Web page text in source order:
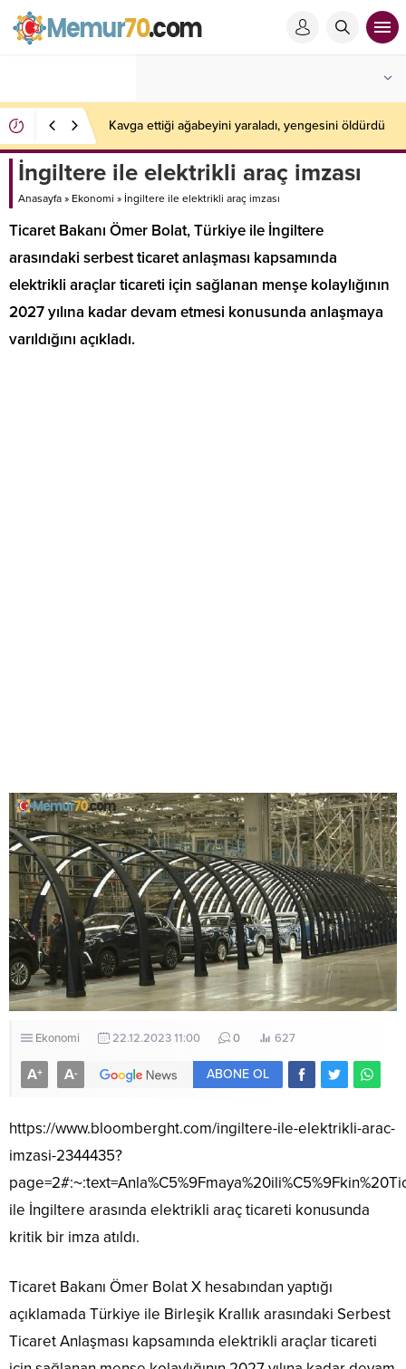
Albaraka Türk’ten 2026’nın ilk yarısında 4 milyar lira
net kar
İngiltere ile elektrikli araç imzası
Anasayfa » Ekonomi » İngiltere ile elektrikli araç imzası
Ticaret Bakanı Ömer Bolat, Türkiye ile İngiltere
arasındaki serbest ticaret anlaşması kapsamında
elektrikli araçlar ticareti için sağlanan menşe kolaylığının
2027 yılına kadar devam etmesi konusunda anlaşmaya
varıldığını açıkladı.
Ekonomi 22.12.2023 11:00 0 627
A+ A- ABONE OL
https://www.bloomberght.com/ingiltere-ile-elektrikli-arac-
imzasi-2344435?
ile İngiltere arasında elektrikli araç ticareti konusunda
kritik bir imza atıldı.
Ticaret Bakanı Ömer Bolat X hesabından yaptığı
açıklamada Türkiye ile Birleşik Krallık arasındaki Serbest
Ticaret Anlaşması kapsamında elektrikli araçlar ticareti